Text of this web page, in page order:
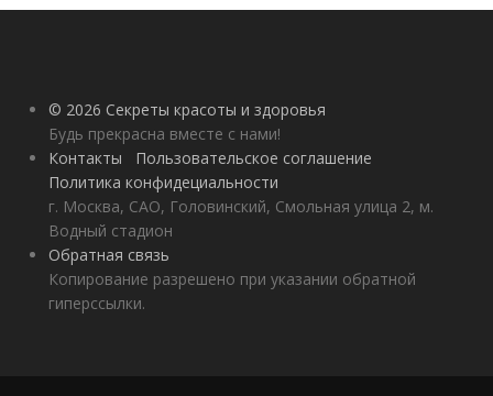
© 2026 Секреты красоты и здоровья
Будь прекрасна вместе с нами!
Контакты
Пользовательское соглашение
Политика конфидециальности
г. Москва, САО, Головинский, Смольная улица 2, м.
Водный стадион
Обратная связь
Копирование разрешено при указании обратной
гиперссылки.